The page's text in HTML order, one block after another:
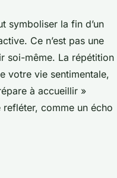
symboliser la fin d’un
Ce n’est pas une
soi-même. La répétition
votre vie sentimentale,
à accueillir »
refléter, comme un écho